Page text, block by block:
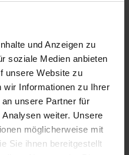
und Anzeigen zu
soziale Medien anbieten
unsere Website zu
wir Informationen zu Ihrer
unsere Partner für
weiter. Unsere
möglicherweise mit
Sie ihnen bereitgestellt
zu können, benötigen
eine Reihe von
beispielsweise die
Ihre
Rentenbescheid oder